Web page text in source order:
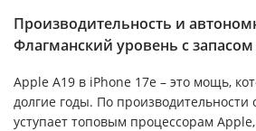
Производительность и
Флагманский уровень с
Apple A19 в iPhone 17e – это мощь,
долгие годы. По
уступает топовым процессорам